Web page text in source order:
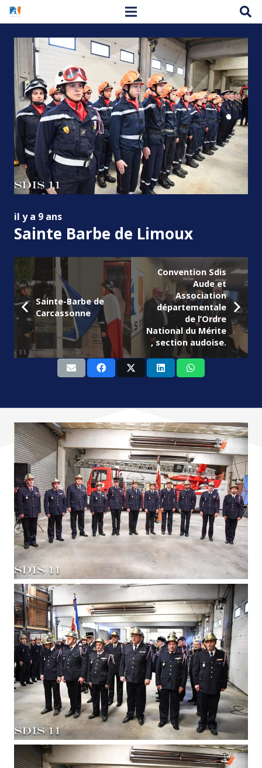
il y a 9 ans
Sainte Barbe de Limoux
Sainte-Barbe de
Carcassonne
Convention Sdis
Aude et
Association
départementale
de l’Ordre
National du Mérite
, section audoise.